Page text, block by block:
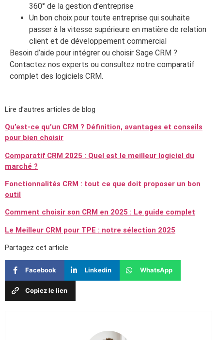
360° de la gestion d’entreprise
Un bon choix pour toute entreprise qui souhaite
passer à la vitesse supérieure en matière de relation
client et de développement commercial
Besoin d’aide pour intégrer ou choisir Sage CRM ?
Contactez nos experts ou consultez notre comparatif
complet des logiciels CRM.
Lire d’autres articles de blog
Qu’est-ce qu’un CRM ? Définition, avantages et conseils
pour bien choisir
Comparatif CRM 2025 : Quel est le meilleur logiciel du
marché ?
Fonctionnalités CRM : tout ce que doit proposer un bon
outil
Comment choisir son CRM en 2025 : Le guide complet
Le Meilleur CRM pour TPE : notre sélection 2025
Partagez cet article
Facebook Linkedin WhatsApp
Copiez le lien